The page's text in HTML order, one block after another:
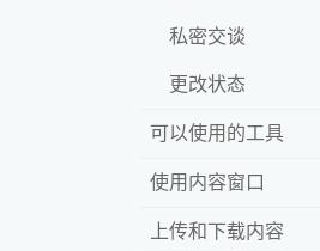
私密交谈
更改状态
可以使用的工具
使用内容窗口
上传和下载内容